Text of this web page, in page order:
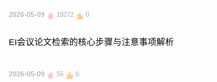
2026-05-09 19272 0
EI会议论文检索的核心步骤与注意事项解析
2026-05-09 55 0